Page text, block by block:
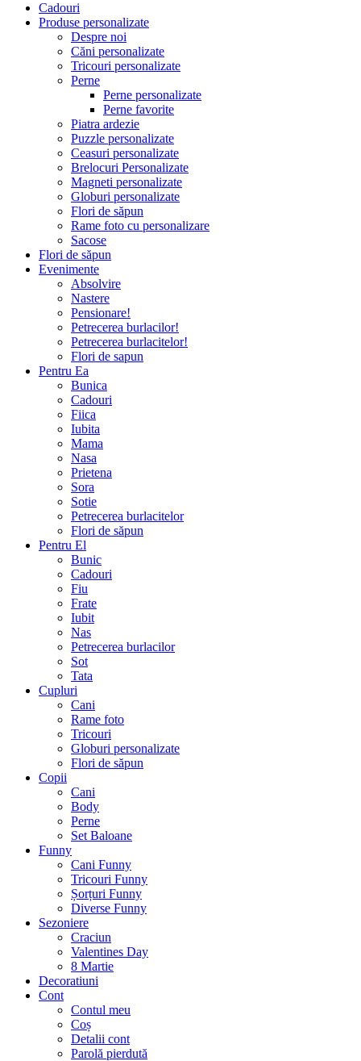
Cadouri
Produse personalizate
Despre noi
Căni personalizate
Tricouri personalizate
Perne
Perne personalizate
Perne favorite
Piatra ardezie
Puzzle personalizate
Ceasuri personalizate
Brelocuri Personalizate
Magneti personalizate
Globuri personalizate
Flori de săpun
Rame foto cu personalizare
Sacose
Flori de săpun
Evenimente
Absolvire
Nastere
Pensionare!
Petrecerea burlacilor!
Petrecerea burlacitelor!
Flori de sapun
Pentru Ea
Bunica
Cadouri
Fiica
Iubita
Mama
Nasa
Prietena
Sora
Sotie
Petrecerea burlacitelor
Flori de săpun
Pentru El
Bunic
Cadouri
Fiu
Frate
Iubit
Nas
Petrecerea burlacilor
Sot
Tata
Cupluri
Cani
Rame foto
Tricouri
Globuri personalizate
Flori de săpun
Copii
Cani
Body
Perne
Set Baloane
Funny
Cani Funny
Tricouri Funny
Șorțuri Funny
Diverse Funny
Sezoniere
Craciun
Valentines Day
8 Martie
Decoratiuni
Cont
Contul meu
Coș
Detalii cont
Parolă pierdută